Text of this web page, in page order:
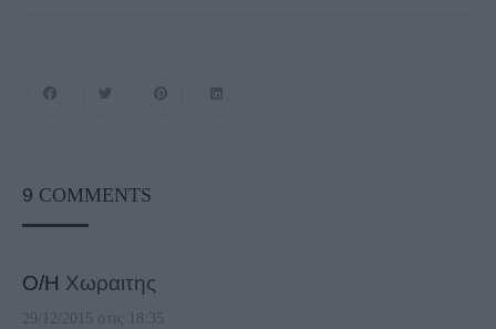
9 COMMENTS
Ο/Η Χωραιτης
29/12/2015 στις 18:35